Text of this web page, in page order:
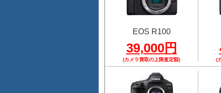
EOS R100
39,000円
(カメラ買取の上限査定額) (